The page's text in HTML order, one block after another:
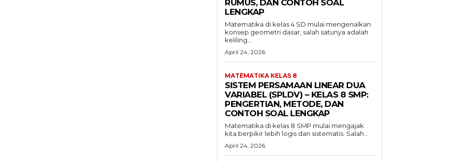
RUMUS, DAN CONTOH SOAL
LENGKAP
Matematika di kelas 4 SD mulai mengenalkan
konsep geometri dasar, salah satunya adalah
keliling...
April 24, 2026
MATEMATIKA KELAS 8
SISTEM PERSAMAAN LINEAR DUA
VARIABEL (SPLDV) – KELAS 8 SMP:
PENGERTIAN, METODE, DAN
CONTOH SOAL LENGKAP
Matematika di kelas 8 SMP mulai mengajak
kita berpikir lebih logis dan sistematis. Salah...
April 24, 2026